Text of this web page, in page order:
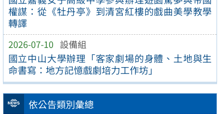
權謀：從《牡丹亭》到清宮紅樓的戲曲美學教學
轉譯
2026-07-10 設備組
國立中山大學辦理「客家劇場的身體、土地與生
命書寫：地方記憶戲劇培力工作坊」
依公告類別彙總